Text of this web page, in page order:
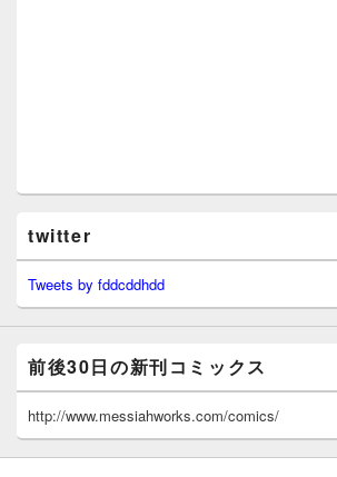
twitter
Tweets by fddcddhdd
前後30日の新刊コミックス
http://www.messiahworks.com/comics/